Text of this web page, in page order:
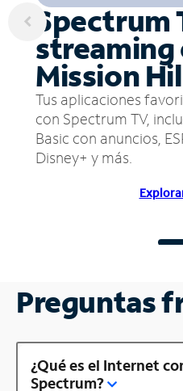
Spectrum
streaming
Mission
Tus aplicaciones
con Spectrum TV,
Basic con anuncios,
Disney+ y más.
Preguntas
¿Qué es el Internet
Spectrum?